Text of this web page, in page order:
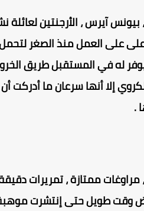
1960 في مدينة لانوس ، بيونس آيرس ،
على العمل منذ الصغر
له في المستقبل طريق
إلا أنها سرعان ما أدركت
.
ممتازة ، تمريرات
وقت طويل حتى إنتشرت